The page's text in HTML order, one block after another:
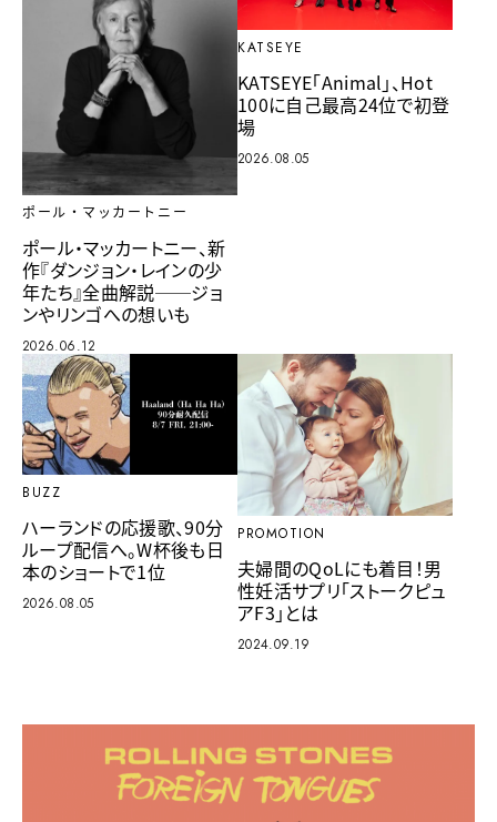
ポール・マッカートニー
ポール・マッカートニー、新
作『ダンジョン・レインの少
年たち』全曲解説──ジョ
ンやリンゴへの想いも
2026.06.12
KATSEYE
KATSEYE「Animal」、Hot
100に自己最高24位で初登
場
2026.08.05
BUZZ
ハーランドの応援歌、90分
ループ配信へ。W杯後も日
本のショートで1位
2026.08.05
PROMOTION
夫婦間のQoLにも着目！男
性妊活サプリ「ストークピュ
アF3」とは
2024.09.19